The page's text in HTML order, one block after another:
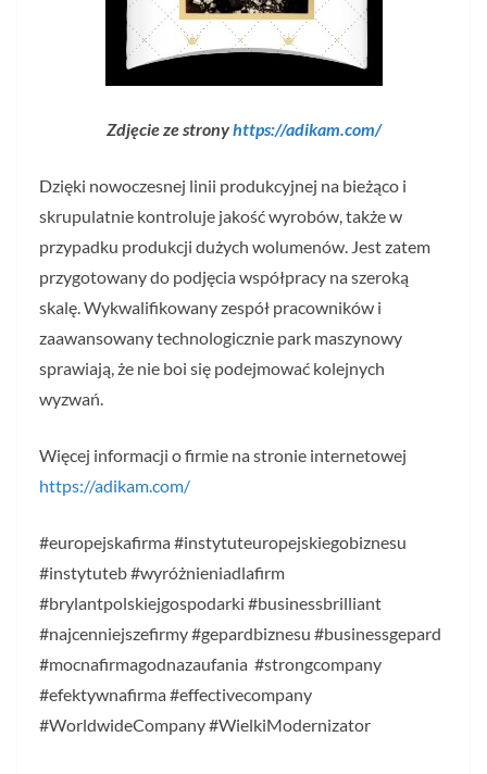
Zdjęcie ze stronyhttps://adikam.com/
Dzięki nowoczesnej linii produkcyjnej na bieżąco i
skrupulatnie kontroluje jakość wyrobów, także w
przypadku produkcji dużych wolumenów. Jest zatem
przygotowany do podjęcia współpracy na szeroką
skalę. Wykwalifikowany zespół pracowników i
zaawansowany technologicznie park maszynowy
sprawiają, że nie boi się podejmować kolejnych
wyzwań.
Więcej informacji o firmie na stronie internetowej
https://adikam.com/
#europejskafirma #instytuteuropejskiegobiznesu
#instytuteb #wyróżnieniadlafirm
#brylantpolskiejgospodarki #businessbrilliant
#najcenniejszefirmy #gepardbiznesu #businessgepard
#mocnafirmagodnazaufania #strongcompany
#efektywnafirma #effectivecompany
#WorldwideCompany #WielkiModernizator